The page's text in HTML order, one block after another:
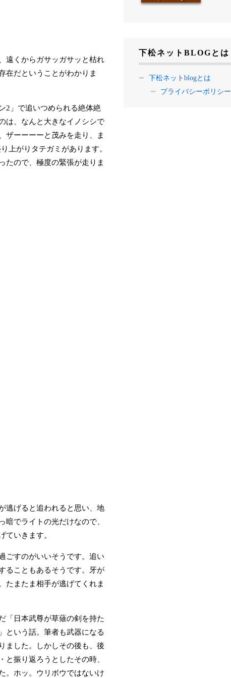
遠くからガサッガサッと枯れ
在だということがわかりま
2」で追いつめられる絶体絶
は、なんと大きなイノシシで
ザーーーーと茂みを走り、ま
上がりタテガミがあります。
たので、極度の緊張が走りま
逃げると追われると思い、地
でライトの光だけなので、
ていきます。
ごすのがいいそうです。追い
ることもあるそうです。牙が
たまたま相手が逃げてくれま
「日本武尊が草薙の剣を持た
という話。筆者も武器になる
ました。しかしその後も、後
振り返ろうとしたその時、
。ホッ。ウリボウではないけ
下松ネットBLOGとは
下松ネットblogとは
プライバシーポリシー